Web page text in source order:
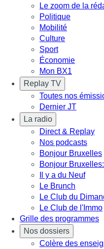
Le zoom de la
Politique
Mobilité
Culture
Sport
Économie
Mon BX1
Replay TV
Toutes nos
Dernier JT
La radio
Direct & Replay
Nos podcasts
Bonjour Bruxelles
Bonjour
Il y a du Neuf
Le Brunch
Le Club du
Le Club de l'Immo
Grille des programmes
Nos dossiers
Colère des